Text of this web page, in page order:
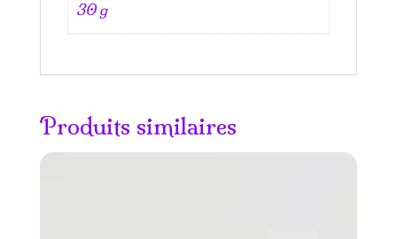
30 g
Produits similaires